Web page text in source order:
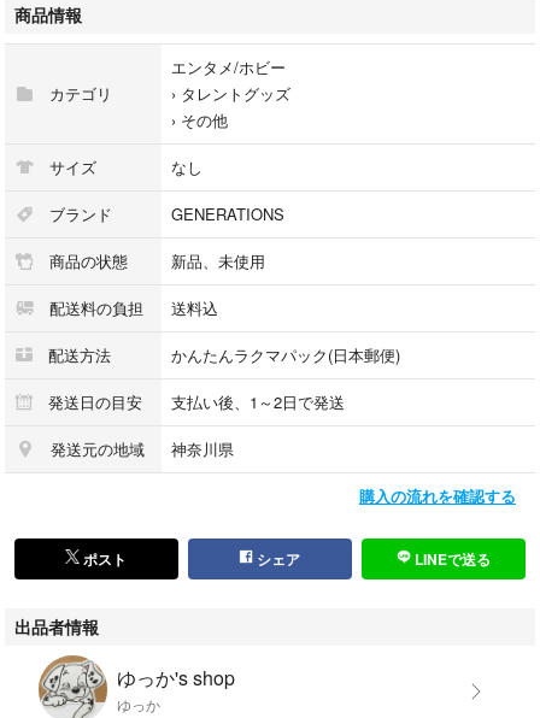
商品情報
カテゴリ
エンタメ/ホビー
› タレントグッズ
› その他
サイズ なし
ブランド GENERATIONS
商品の状態 新品、未使用
配送料の負担 送料込
配送方法 かんたんラクマパック(日本郵便)
発送日の目安 支払い後、1～2日で発送
発送元の地域 神奈川県
購入の流れを確認する
ポスト シェア LINEで送る
出品者情報
ゆっか's shop
ゆっか